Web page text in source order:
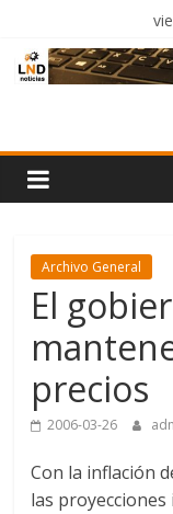
contenido
Archivo General
El
precios
2006-03-26
Con la inflación
las